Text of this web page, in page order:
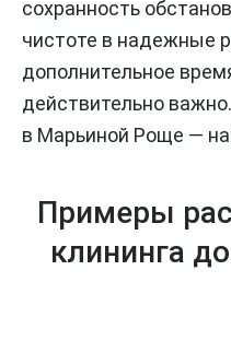
сохранность
чистоте в надежные
дополнительное
действительно
в Марьиной Роще —
Примеры
клининга